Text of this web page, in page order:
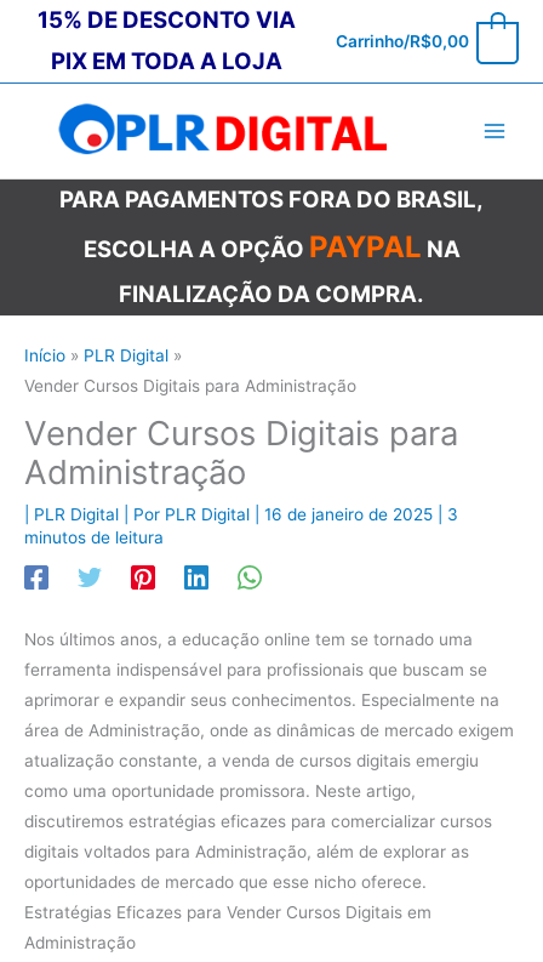
conteúdo
15% DE DESCONTO VIA
PIX EM TODA A LOJA
Carrinho/R$0,00
PARA PAGAMENTOS FORA DO BRASIL,
ESCOLHA A OPÇÃO PAYPAL NA
FINALIZAÇÃO DA COMPRA.
Início
PLR Digital
Vender Cursos Digitais para Administração
Vender Cursos Digitais para
Administração
PLR Digital | Por PLR Digital 16 de janeiro de 2025
3
minutos de leitura
Nos últimos anos, a educação online tem se tornado uma
ferramenta indispensável para profissionais que buscam se
aprimorar e expandir seus conhecimentos. Especialmente na
área de Administração, onde as dinâmicas de mercado exigem
atualização constante, a venda de cursos digitais emergiu
como uma oportunidade promissora. Neste artigo,
discutiremos estratégias eficazes para comercializar cursos
digitais voltados para Administração, além de explorar as
oportunidades de mercado que esse nicho oferece.
Estratégias Eficazes para Vender Cursos Digitais em
Administração